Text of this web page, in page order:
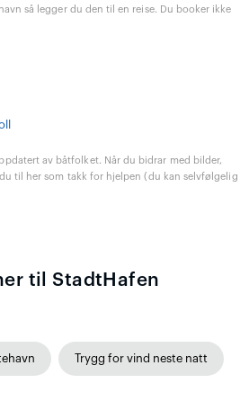
så legger du den til en reise. Du booker ikke
av båtfolket. Når du bidrar med bilder,
til her som takk for hjelpen (du kan selvfølgelig
til StadtHafen
Trygg for vind neste natt